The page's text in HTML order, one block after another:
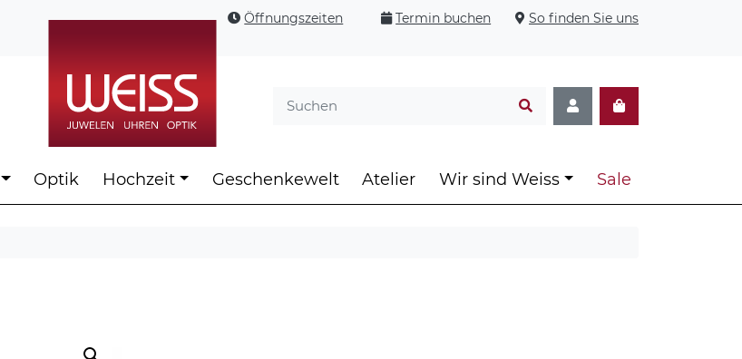
Öffnungszeiten Termin buchen So finden Sie uns
Optik Hochzeit Geschenkewelt Atelier Wir sind Weiss Sale